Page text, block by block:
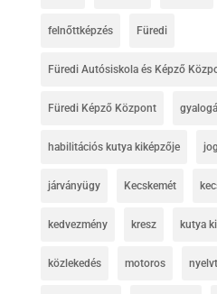
felnőttképzés Füredi
Füredi Autósiskola és Képző
Füredi Képző Központ
habilitációs kutya kiképzője
járványügy Kecskemét
kedvezmény kresz kutya
közlekedés motoros